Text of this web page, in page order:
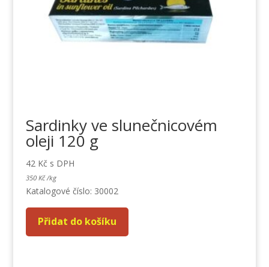
Sardinky ve slunečnicovém
oleji 120 g
42 Kč s DPH
350 Kč /kg
Katalogové číslo: 30002
Přidat do košíku